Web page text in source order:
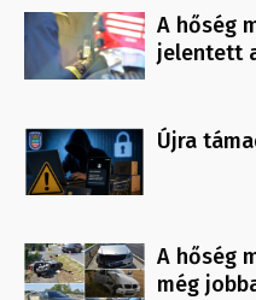
A hőség
jelentett
Újra
A hőség
még